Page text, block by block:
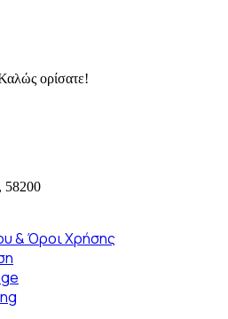
ορίσατε!
58200
& Όροι Χρήσης